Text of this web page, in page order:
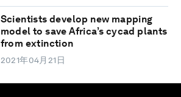
Scientists develop new mapping
model to save Africa’s cycad plants
from extinction
2021年04月21日